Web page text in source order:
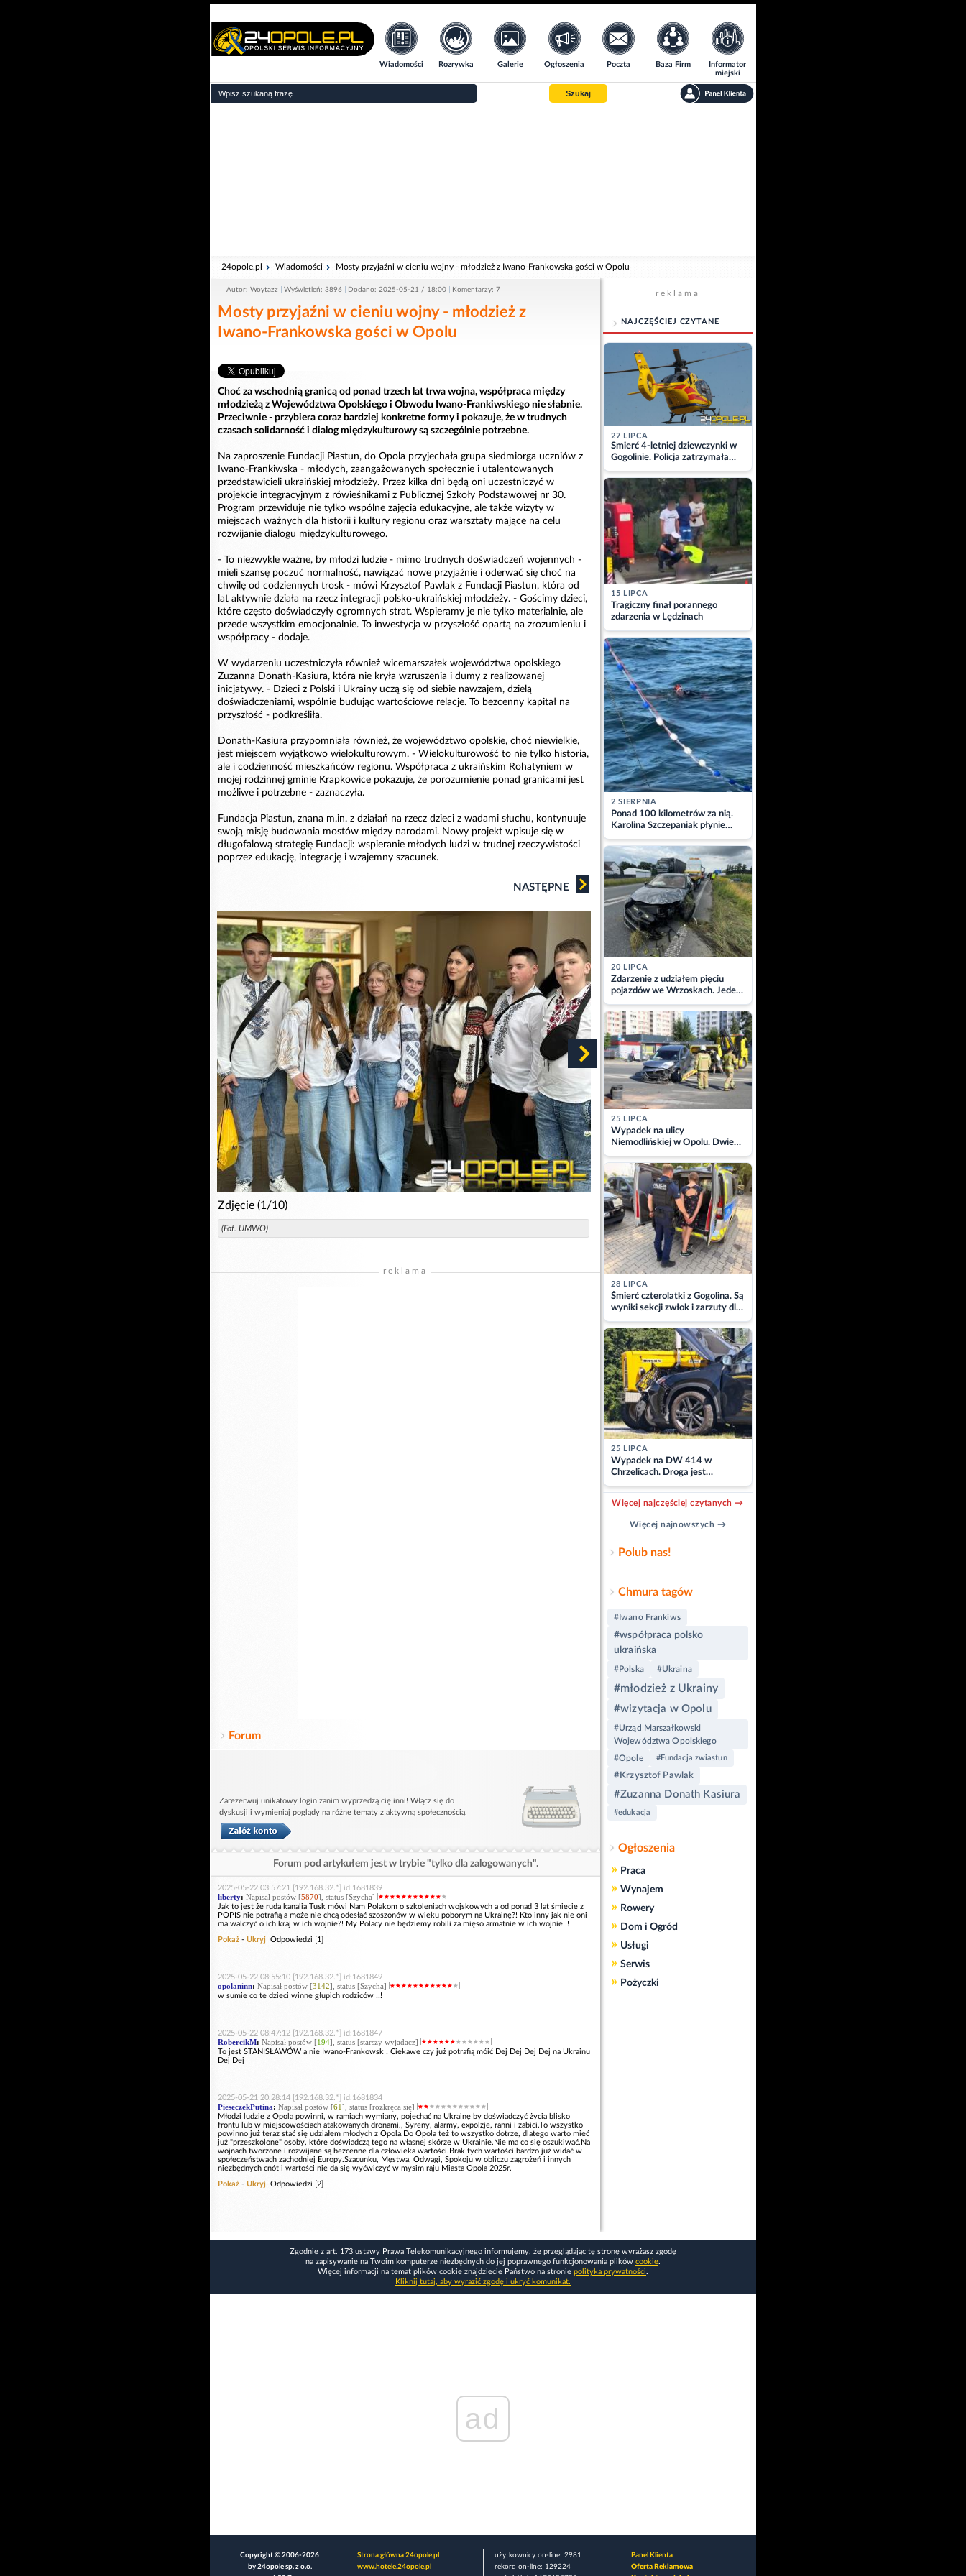
Wiadomości Rozrywka Galerie Ogłoszenia Poczta Baza Firm
Informator
miejski
Szukaj
24opole.pl Wiadomości Mosty przyjaźni w cieniu wojny - młodzież z Iwano-Frankowska gości w Opolu
Autor: Woytazz Wyświetleń: 3896 Dodano: 2025-05-21 / 18:00 Komentarzy: 7
Mosty przyjaźni w cieniu wojny - młodzież z
Iwano-Frankowska gości w Opolu
Choć za wschodnią granicą od ponad trzech lat trwa wojna, współpraca między
młodzieżą z Województwa Opolskiego i Obwodu Iwano-Frankiwskiego nie słabnie.
Przeciwnie - przybiera coraz bardziej konkretne formy i pokazuje, że w trudnych
czasach solidarność i dialog międzykulturowy są szczególnie potrzebne.
Na zaproszenie Fundacji Piastun, do Opola przyjechała grupa siedmiorga uczniów z
Iwano-Frankiwska - młodych, zaangażowanych społecznie i utalentowanych
przedstawicieli ukraińskiej młodzieży. Przez kilka dni będą oni uczestniczyć w
projekcie integracyjnym z rówieśnikami z Publicznej Szkoły Podstawowej nr 30.
Program przewiduje nie tylko wspólne zajęcia edukacyjne, ale także wizyty w
miejscach ważnych dla historii i kultury regionu oraz warsztaty mające na celu
rozwijanie dialogu międzykulturowego.
- To niezwykle ważne, by młodzi ludzie - mimo trudnych doświadczeń wojennych -
mieli szansę poczuć normalność, nawiązać nowe przyjaźnie i oderwać się choć na
chwilę od codziennych trosk - mówi Krzysztof Pawlak z Fundacji Piastun, która od
lat aktywnie działa na rzecz integracji polsko-ukraińskiej młodzieży. - Gościmy dzieci,
które często doświadczyły ogromnych strat. Wspieramy je nie tylko materialnie, ale
przede wszystkim emocjonalnie. To inwestycja w przyszłość opartą na zrozumieniu i
współpracy - dodaje.
W wydarzeniu uczestniczyła również wicemarszałek województwa opolskiego
Zuzanna Donath-Kasiura, która nie kryła wzruszenia i dumy z realizowanej
inicjatywy. - Dzieci z Polski i Ukrainy uczą się od siebie nawzajem, dzielą
doświadczeniami, wspólnie budując wartościowe relacje. To bezcenny kapitał na
przyszłość - podkreśliła.
Donath-Kasiura przypomniała również, że województwo opolskie, choć niewielkie,
jest miejscem wyjątkowo wielokulturowym. - Wielokulturowość to nie tylko historia,
ale i codzienność mieszkańców regionu. Współpraca z ukraińskim Rohatyniem w
mojej rodzinnej gminie Krapkowice pokazuje, że porozumienie ponad granicami jest
możliwe i potrzebne - zaznaczyła.
Fundacja Piastun, znana m.in. z działań na rzecz dzieci z wadami słuchu, kontynuuje
swoją misję budowania mostów między narodami. Nowy projekt wpisuje się w
długofalową strategię Fundacji: wspieranie młodych ludzi w trudnej rzeczywistości
poprzez edukację, integrację i wzajemny szacunek.
NASTĘPNE
Zdjęcie (1/10)
(Fot. UMWO)
reklama
Forum
Zarezerwuj unikatowy login zanim wyprzedzą cię inni! Włącz się do
dyskusji i wymieniaj poglądy na różne tematy z aktywną społecznością.
Forum pod artykułem jest w trybie "tylko dla zalogowanych".
2025-05-22 03:57:21 [192.168.32.*] id:1681839
liberty: Napisał postów [5870], status [Szycha]
Jak to jest że ruda kanalia Tusk mówi Nam Polakom o szkoleniach wojskowych a od ponad 3 lat śmiecie z
POPIS nie potrafią a może nie chcą odesłać szoszonów w wieku poborym na Ukrainę?! Kto inny jak nie oni
ma walczyć o ich kraj w ich wojnie?! My Polacy nie będziemy robili za mięso armatnie w ich wojnie!!!
Pokaż - Ukryj Odpowiedzi [1]
2025-05-22 08:55:10 [192.168.32.*] id:1681849
opolaninn: Napisał postów [3142], status [Szycha]
w sumie co te dzieci winne głupich rodziców !!!
2025-05-22 08:47:12 [192.168.32.*] id:1681847
RobercikM: Napisał postów [194], status [starszy wyjadacz]
To jest STANISŁAWÓW a nie Iwano-Frankowsk ! Ciekawe czy już potrafią móić Dej Dej Dej Dej na Ukrainu
Dej Dej
2025-05-21 20:28:14 [192.168.32.*] id:1681834
PieseczekPutina: Napisał postów [61], status [rozkręca się]
Młodzi ludzie z Opola powinni, w ramiach wymiany, pojechać na Ukrainę by doświadczyć życia blisko
frontu lub w miejscowościach atakowanych dronami., Syreny, alarmy, expolzje, ranni i zabici.To wszystko
powinno już teraz stać się udziałem młodych z Opola.Do Opola też to wszystko dotrze, dlatego warto mieć
już "przeszkolone" osoby, które doświadczą tego na własnej skórze w Ukrainie.Nie ma co się oszukiwać.Na
wojnach tworzone i rozwijane są bezcenne dla człowieka wartości.Brak tych wartości bardzo już widać w
społeczeństwach zachodniej Europy.Szacunku, Męstwa, Odwagi, Spokoju w obliczu zagrożeń i innych
niezbędnych cnót i wartości nie da się wyćwiczyć w mysim raju Miasta Opola 2025r.
Pokaż - Ukryj Odpowiedzi [2]
reklama
NAJCZĘŚCIEJ CZYTANE
27 LIPCA
Śmierć 4-letniej dziewczynki w
Gogolinie. Policja zatrzymała
matkę
15 LIPCA
Tragiczny finał porannego
zdarzenia w Lędzinach
2 SIERPNIA
Ponad 100 kilometrów za nią.
Karolina Szczepaniak płynie
przez Bałtyk dla Piotra.
Aktualizacja
20 LIPCA
Zdarzenie z udziałem pięciu
pojazdów we Wrzoskach. Jeden
z kierowców zabrany w
kajdankach
25 LIPCA
Wypadek na ulicy
Niemodlińskiej w Opolu. Dwie
osoby w szpitalu
28 LIPCA
Śmierć czterolatki z Gogolina. Są
wyniki sekcji zwłok i zarzuty dla
matki
25 LIPCA
Wypadek na DW 414 w
Chrzelicach. Droga jest
zablokowana
Więcej najczęściej czytanych →
Więcej najnowszych →
Polub nas!
Chmura tagów
#Iwano Frankiws
#współpraca polsko
ukraińska
#Polska #Ukraina
#młodzież z Ukrainy
#wizytacja w Opolu
#Urząd Marszałkowski
Województwa Opolskiego
#Opole
#Fundacja zwiastun
#Krzysztof Pawlak
#Zuzanna Donath Kasiura
#edukacja
Ogłoszenia
» Praca
» Wynajem
» Rowery
» Dom i Ogród
» Usługi
» Serwis
» Pożyczki
Zgodnie z art. 173 ustawy Prawa Telekomunikacyjnego informujemy, że przeglądając tę stronę wyrażasz zgodę
na zapisywanie na Twoim komputerze niezbędnych do jej poprawnego funkcjonowania plików cookie.
Więcej informacji na temat plików cookie znajdziecie Państwo na stronie polityka prywatności.
Kliknij tutaj, aby wyrazić zgodę i ukryć komunikat.
ad
Copyright © 2006-2026
by 24opole sp. z o.o.
Strona główna 24opole.pl
www.hotele.24opole.pl
użytkownicy on-line: 2981
rekord on-line: 129224
Panel Klienta
Oferta Reklamowa